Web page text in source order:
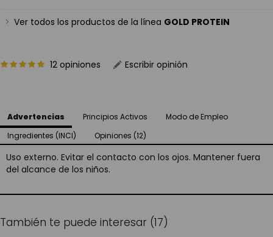
Ver todos los productos de la línea GOLD PROTEIN
12 opiniones Escribir opinión
Advertencias Principios Activos
Modo de Empleo
Ingredientes (INCI)
Opiniones (12)
Uso externo. Evitar el contacto con los ojos. Mantener fuera
del alcance de los niños.
También te puede interesar (17)